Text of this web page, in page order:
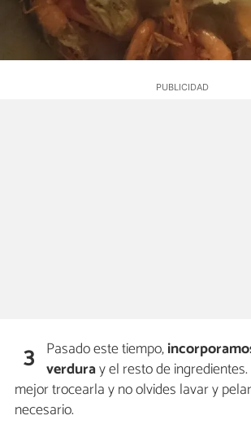
3 Pasado este tiempo,
verduray el resto de
mejor trocearla y no olvides lavar y
necesario.